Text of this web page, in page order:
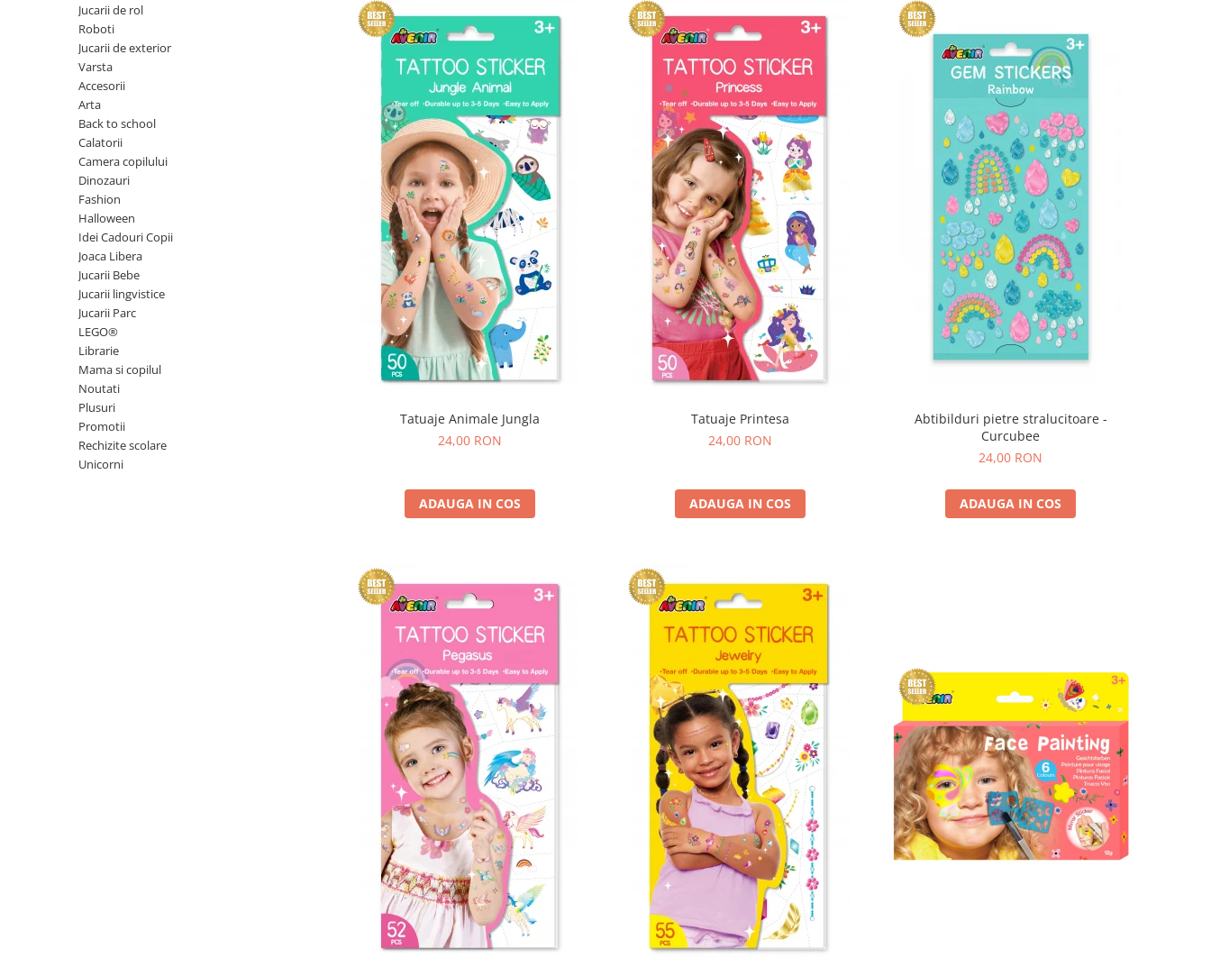
Jucarii dentitie
Jucarii Senzoriale
Teatru de papusi
Tempera și acuarele
Jucarii de rol
Roboti
Jucarii de exterior
Varsta
Accesorii
Arta
Back to school
Calatorii
Camera copilului
Dinozauri
Fashion
Halloween
Idei Cadouri Copii
Joaca Libera
Jucarii Bebe
Jucarii lingvistice
Jucarii Parc
LEGO®
Librarie
Mama si copilul
Noutati
Plusuri
Promotii
Rechizite scolare
Unicorni
Tatuaje Animale Jungla
24,00 RON
ADAUGA IN COS
Tatuaje Printesa
24,00 RON
ADAUGA IN COS
Abtibilduri pietre stralucitoare -
Curcubee
24,00 RON
ADAUGA IN COS